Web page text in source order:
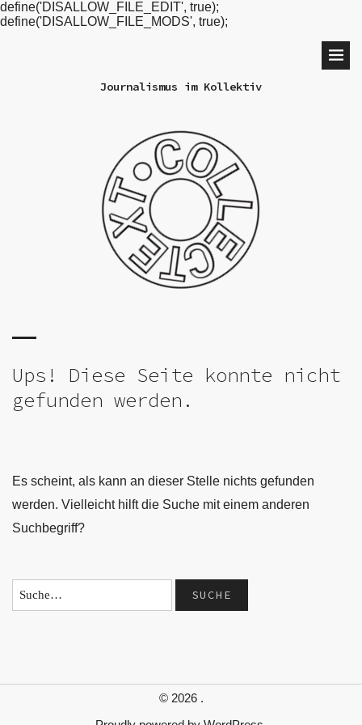
define('DISALLOW_FILE_EDIT', true);
define('DISALLOW_FILE_MODS', true);
Journalismus im Kollektiv
Ups! Diese Seite konnte nicht
gefunden werden.
Es scheint, als kann an dieser Stelle nichts gefunden
werden. Vielleicht hilft die Suche mit einem anderen
Suchbegriff?
© 2026 .